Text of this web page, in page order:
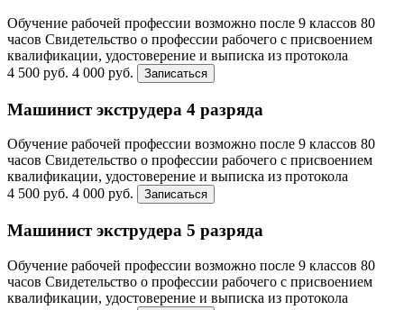
Обучение рабочей профессии возможно после 9 классов 80
часов Свидетельство о профессии рабочего с присвоением
квалификации, удостоверение и выписка из протокола
4 500 руб. 4 000 руб. Записаться
Машинист экструдера 4 разряда
Обучение рабочей профессии возможно после 9 классов 80
часов Свидетельство о профессии рабочего с присвоением
квалификации, удостоверение и выписка из протокола
4 500 руб. 4 000 руб. Записаться
Машинист экструдера 5 разряда
Обучение рабочей профессии возможно после 9 классов 80
часов Свидетельство о профессии рабочего с присвоением
квалификации, удостоверение и выписка из протокола